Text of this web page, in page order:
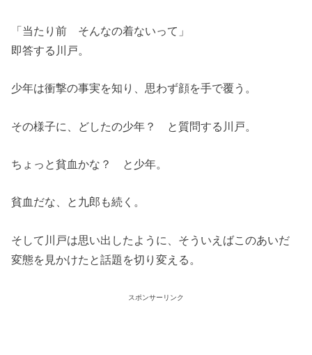
「当たり前 そんなの着ないって」
即答する川戸。
少年は衝撃の事実を知り、思わず顔を手で覆う。
その様子に、どしたの少年？ と質問する川戸。
ちょっと貧血かな？ と少年。
貧血だな、と九郎も続く。
そして川戸は思い出したように、そういえばこのあいだ
変態を見かけたと話題を切り変える。
スポンサーリンク